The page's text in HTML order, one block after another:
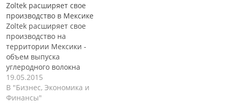
Zoltek расширяет свое
производство в Мексике
Zoltek расширяет свое
производство на
территории Мексики -
объем выпуска
углеродного волокна
будет удвоен к 2016 году!
Как сообщает
официальный сайт
19.05.2015
В "Бизнес, Экономика и
Финансы"